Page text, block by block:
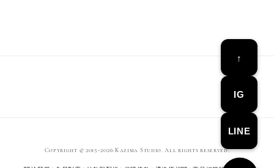
Copyright © 2015–2026 Kazima Studio. All rights reserved.
↑
IG
LINE